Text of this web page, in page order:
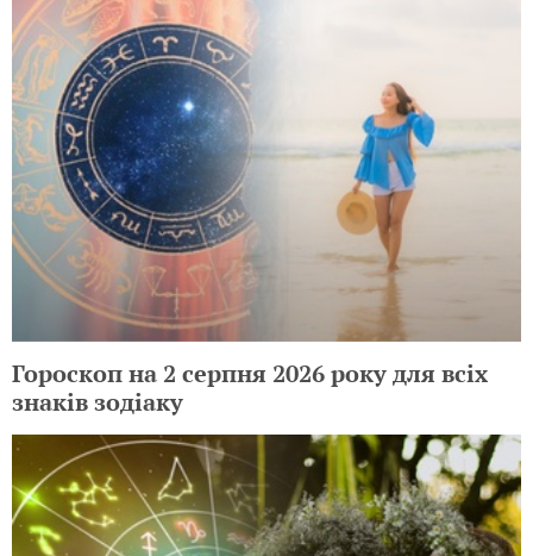
Гороскоп на 2 серпня 2026 року для всіх
знаків зодіаку